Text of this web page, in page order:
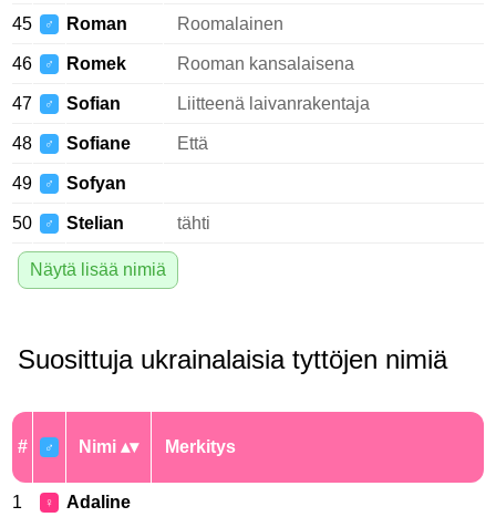
45 ♂ Roman Roomalainen
46 ♂ Romek Rooman kansalaisena
47 ♂ Sofian Liitteenä laivanrakentaja
48 ♂ Sofiane Että
49 ♂ Sofyan
50 ♂ Stelian tähti
Näytä lisää nimiä
Suosittuja ukrainalaisia tyttöjen nimiä
# ♂ Nimi Merkitys
1 ♀ Adaline